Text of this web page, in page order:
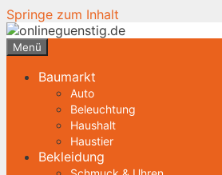
Springe zum Inhalt
Menü
Baumarkt
Auto
Beleuchtung
Haushalt
Haustier
Bekleidung